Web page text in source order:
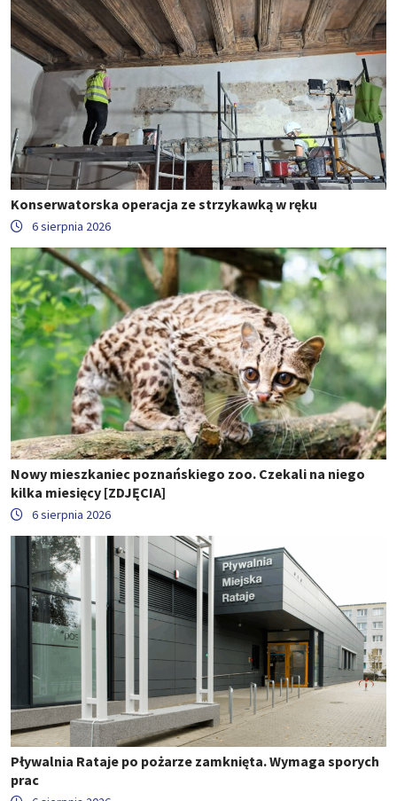
Konserwatorska operacja ze strzykawką w ręku
6 sierpnia 2026
Nowy mieszkaniec poznańskiego zoo. Czekali na niego
kilka miesięcy [ZDJĘCIA]
6 sierpnia 2026
Pływalnia Rataje po pożarze zamknięta. Wymaga sporych
prac